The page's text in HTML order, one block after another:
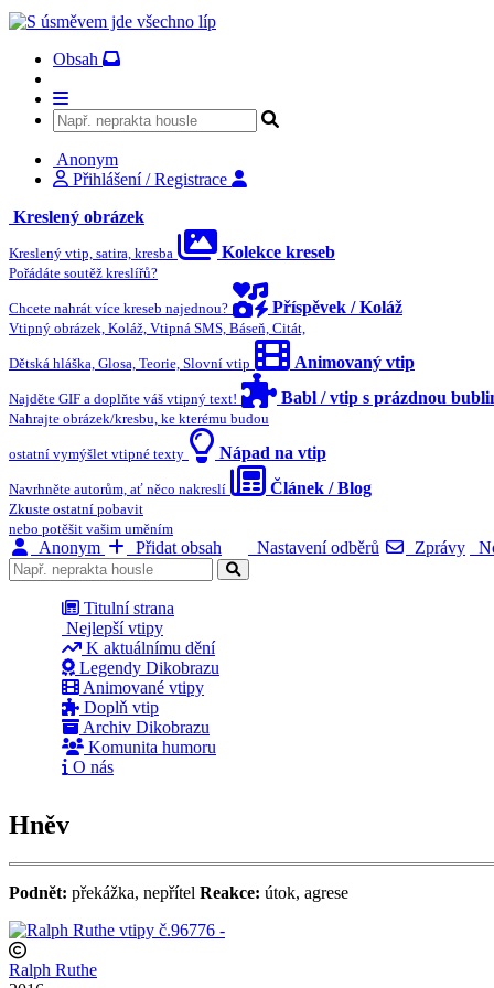
Obsah
Anonym
Přihlášení / Registrace
Kreslený obrázek
Kreslený vtip, satira, kresba Kolekce kreseb
Pořádáte soutěž kreslířů?
Chcete nahrát více kreseb najednou? Příspěvek / Koláž
Vtipný obrázek, Koláž, Vtipná SMS, Báseň, Citát,
Dětská hláška, Glosa, Teorie, Slovní vtip Animovaný vtip
Najděte GIF a doplňte váš vtipný text! Babl / vtip s prázdnou
Nahrajte obrázek/kresbu, ke kterému budou
ostatní vymýšlet vtipné texty Nápad na vtip
Navrhněte autorům, ať něco nakreslí Článek / Blog
Zkuste ostatní pobavit
nebo potěšit vašim uměním
Anonym Přidat obsah Nastavení odběrů Zprávy
Titulní strana
Nejlepší vtipy
K aktuálnímu dění
Legendy Dikobrazu
Animované vtipy
Doplň vtip
Archiv Dikobrazu
Komunita humoru
O nás
Hněv
Podnět: překážka, nepřítel Reakce: útok, agrese
Ralph Ruthe